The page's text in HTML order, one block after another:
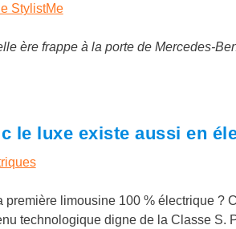
StylistMe
ère frappe à la porte de Mercedes-
le luxe existe aussi en
limousine 100 % électrique ?
technologique digne de la Classe S.